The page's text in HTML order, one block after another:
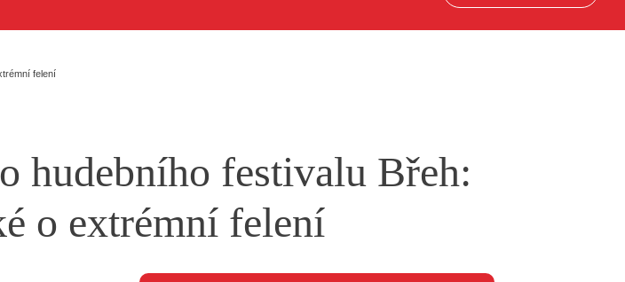
felení
hudebního festivalu Břeh:
o extrémní felení